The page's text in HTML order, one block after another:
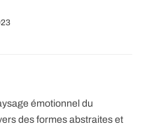
émotionnel du
des formes abstraites et